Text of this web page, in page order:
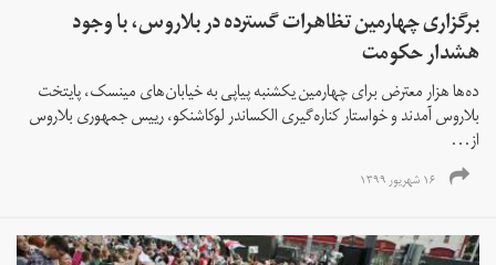
برگزاری چهارمین تظاهرات گسترده در بلاروس، با وجود
هشدار حکومت
ده‌ها هزار معترض برای چهارمین یکشنبه پیاپی به خیابان‌های مینسک، پایتخت
بلاروس آمدند و خواستار کناره‌گیری الکساندر لوکاشنکو، رییس جمهوری بلاروس
از...
۱۶ شهریور ۱۳۹۹